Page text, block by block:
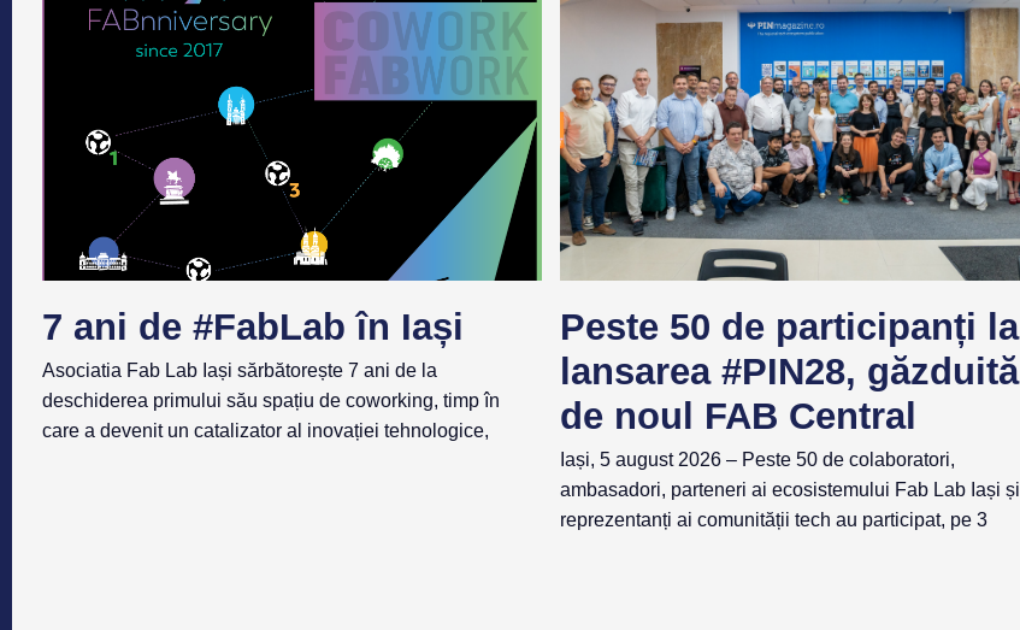
7 ani de #FabLab în Iași
Asociatia Fab Lab Iași sărbătorește 7 ani de la
deschiderea primului său spațiu de coworking, timp în
care a devenit un catalizator al inovației tehnologice,
Peste 50 de participanți la
lansarea #PIN28, găzduită
de noul FAB Central
Iași, 5 august 2026 – Peste 50 de colaboratori,
ambasadori, parteneri ai ecosistemului Fab Lab Iași și
reprezentanți ai comunității tech au participat, pe 3